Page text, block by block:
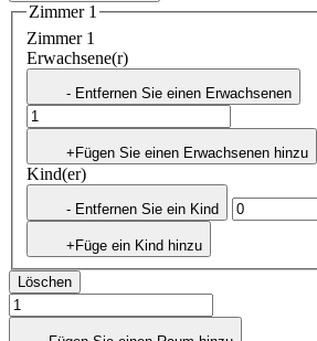
Zimmer 1
Zimmer 1
Erwachsene(r)
- Entfernen Sie einen Erwachsenen
+Fügen Sie einen Erwachsenen hinzu
Kind(er)
- Entfernen Sie ein Kind
+Füge ein Kind hinzu
Löschen